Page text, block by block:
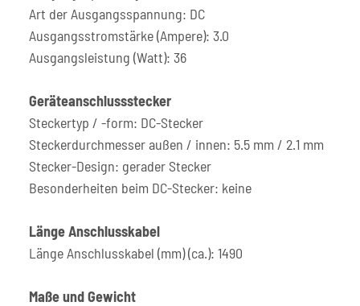
Art der Ausgangsspannung: DC
Ausgangsstromstärke (Ampere): 3.0
Ausgangsleistung (Watt): 36
Geräteanschlussstecker
Steckertyp / -form: DC-Stecker
Steckerdurchmesser außen / innen: 5.5 mm / 2.1 mm
Stecker-Design: gerader Stecker
Besonderheiten beim DC-Stecker: keine
Länge Anschlusskabel
Länge Anschlusskabel (mm) (ca.): 1490
Maße und Gewicht